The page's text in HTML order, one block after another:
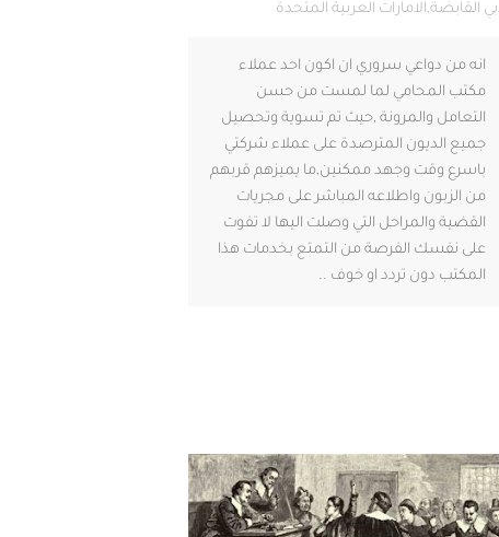
القابضة,الامارات العربية المتحدة
انه من دواعي سروري ان اكون احد عملاء
مكتب المحامي لما لمست من حسن
التعامل والمرونة ,حيث تم تسوية وتحصيل
جميع الديون المترصدة على عملاء شركتي
باسرع وقت وجهد ممكنين,ما يميزهم قربهم
من الزبون واطلاعه المباشر على مجريات
القضية والمراحل التي وصلت اليها لا تفوت
على نفسك الفرصة من التمتع بخدمات هذا
المكتب دون تردد او خوف ..